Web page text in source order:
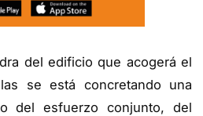
del edificio que acogerá el
se está concretando una
del esfuerzo conjunto, del